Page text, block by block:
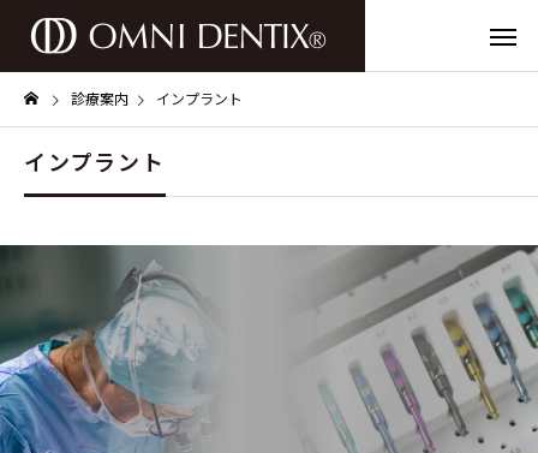
診療案内 インプラント
インプラント